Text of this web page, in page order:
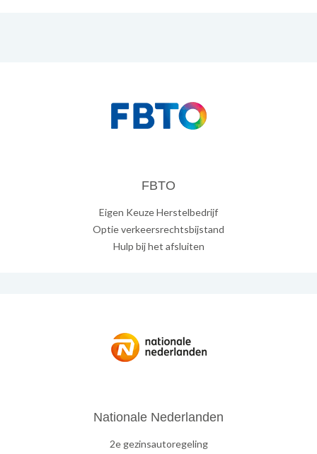
FBTO
Eigen Keuze Herstelbedrijf
Optie verkeersrechtsbijstand
Hulp bij het afsluiten
Nationale Nederlanden
2e gezinsautoregeling